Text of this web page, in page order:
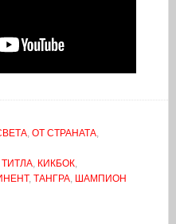
, ОТ СТРАНАТА,
, КИКБОК,
, ТАНГРА, ШАМПИОН